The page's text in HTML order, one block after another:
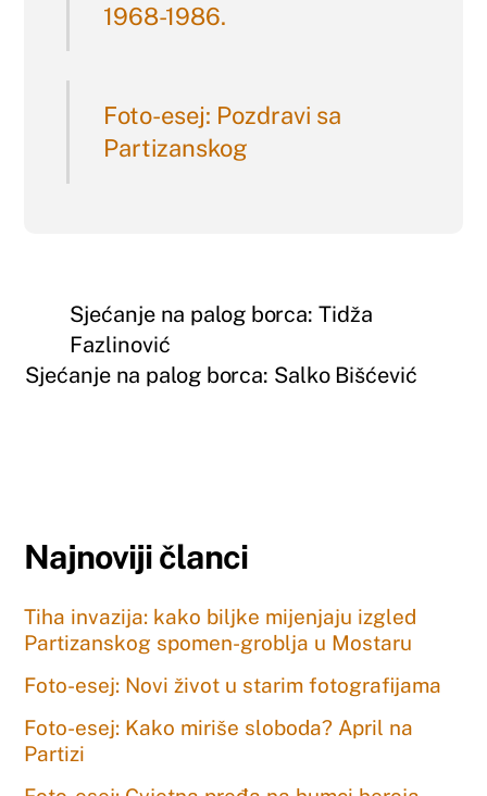
1968-1986.
Foto-esej: Pozdravi sa
Partizanskog
Sjećanje na palog borca: Tidža
Fazlinović
Sjećanje na palog borca: Salko Bišćević
Najnoviji članci
Tiha invazija: kako biljke mijenjaju izgled
Partizanskog spomen-groblja u Mostaru
Foto-esej: Novi život u starim fotografijama
Foto-esej: Kako miriše sloboda? April na
Partizi